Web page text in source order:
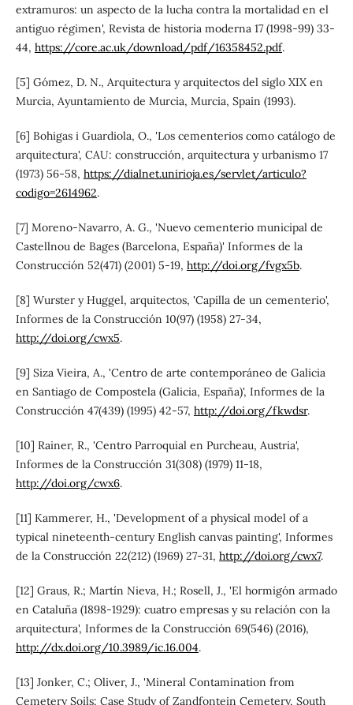
extramuros: un aspecto de la lucha contra la mortalidad en el
antiguo régimen', Revista de historia moderna 17 (1998-99) 33-
44, https://core.ac.uk/download/pdf/16358452.pdf.
[5] Gómez, D. N., Arquitectura y arquitectos del siglo XIX en
Murcia, Ayuntamiento de Murcia, Murcia, Spain (1993).
[6] Bohigas i Guardiola, O., 'Los cementerios como catálogo de
arquitectura', CAU: construcción, arquitectura y urbanismo 17
(1973) 56-58, https://dialnet.unirioja.es/servlet/articulo?
codigo=2614962.
[7] Moreno-Navarro, A. G., 'Nuevo cementerio municipal de
Castellnou de Bages (Barcelona, España)' Informes de la
Construcción 52(471) (2001) 5-19, http://doi.org/fvgx5b.
[8] Wurster y Huggel, arquitectos, 'Capilla de un cementerio',
Informes de la Construcción 10(97) (1958) 27-34,
http://doi.org/cwx5.
[9] Siza Vieira, A., 'Centro de arte contemporáneo de Galicia
en Santiago de Compostela (Galicia, España)', Informes de la
Construcción 47(439) (1995) 42-57, http://doi.org/fkwdsr.
[10] Rainer, R., 'Centro Parroquial en Purcheau, Austria',
Informes de la Construcción 31(308) (1979) 11-18,
http://doi.org/cwx6.
[11] Kammerer, H., 'Development of a physical model of a
typical nineteenth-century English canvas painting', Informes
de la Construcción 22(212) (1969) 27-31, http://doi.org/cwx7.
[12] Graus, R.; Martín Nieva, H.; Rosell, J., 'El hormigón armado
en Cataluña (1898-1929): cuatro empresas y su relación con la
arquitectura', Informes de la Construcción 69(546) (2016),
http://dx.doi.org/10.3989/ic.16.004.
[13] Jonker, C.; Oliver, J., 'Mineral Contamination from
Cemetery Soils: Case Study of Zandfontein Cemetery, South